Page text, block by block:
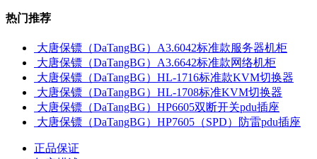
热门推荐
大唐保镖（DaTangBG）A3.6042标准款服务器机柜
大唐保镖（DaTangBG）A3.6642标准款网络机柜
大唐保镖（DaTangBG）HL-1716标准款KVM切换器
大唐保镖（DaTangBG）HL-1708标准KVM切换器
大唐保镖（DaTangBG）HP6605双断开关pdu插座
大唐保镖（DaTangBG）HP7605（SPD）防雷pdu插座
正品保证